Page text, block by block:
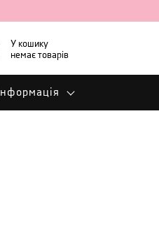
У кошику
немає товарів
Інформація